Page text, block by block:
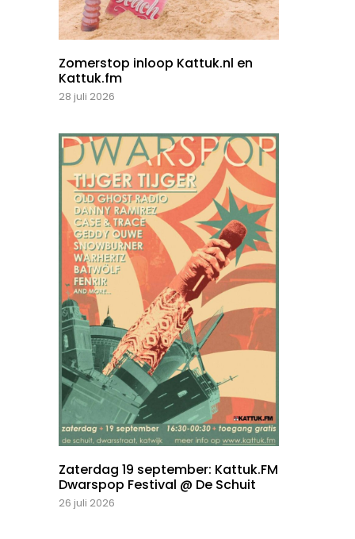
Zomerstop inloop Kattuk.nl en
Kattuk.fm
28 juli 2026
Zaterdag 19 september: Kattuk.FM
Dwarspop Festival @ De Schuit
26 juli 2026